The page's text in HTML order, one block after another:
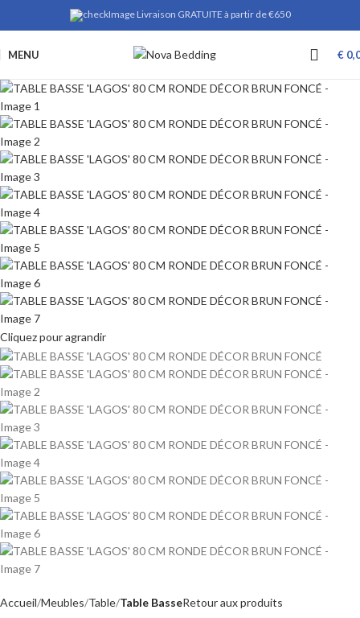
Livraison GRATUITE à partir de €650
MENU €
Cliquez pour agrandir
Accueil Meubles Table Table BasseRetour aux produits